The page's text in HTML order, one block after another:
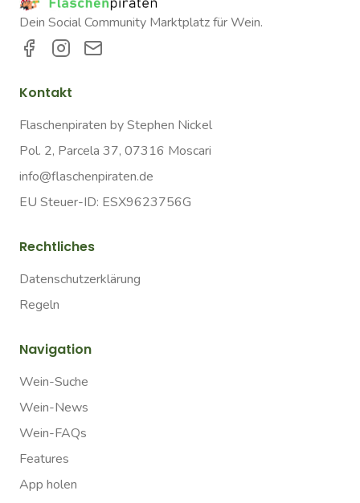
Dein Social Community Marktplatz für Wein.
Kontakt
Flaschenpiraten by Stephen Nickel
Pol. 2, Parcela 37, 07316 Moscari
info@flaschenpiraten.de
EU Steuer-ID: ESX9623756G
Rechtliches
Datenschutzerklärung
Regeln
Navigation
Wein-Suche
Wein-News
Wein-FAQs
Features
App holen